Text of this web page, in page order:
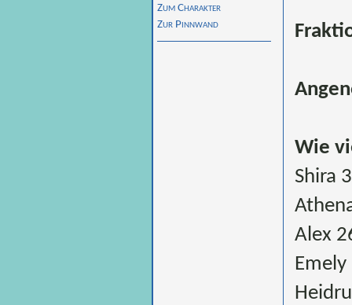
Zum Charakter
Zur Pinnwand
Wie
Shira
Alex
Emely